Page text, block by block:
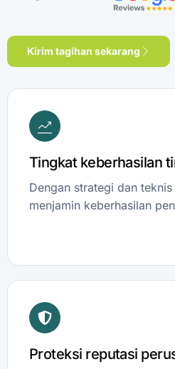
Kirim tagihan sekarang
Tingkat keberhasilan
Dengan strategi dan
menjamin keberhasilan
Proteksi reputasi